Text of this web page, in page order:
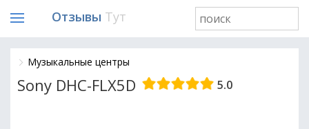
Отзывы Тут
Музыкальные центры
Sony DHC-FLX5D 5.0